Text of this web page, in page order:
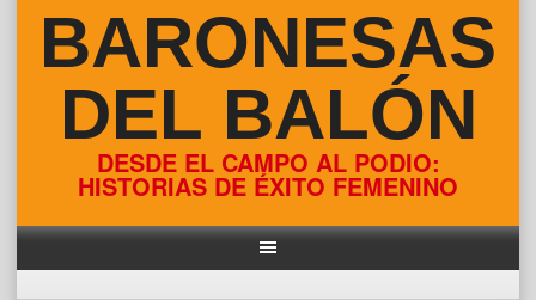
BARONESAS
DEL BALÓN
DESDE EL CAMPO AL PODIO:
HISTORIAS DE ÉXITO FEMENINO